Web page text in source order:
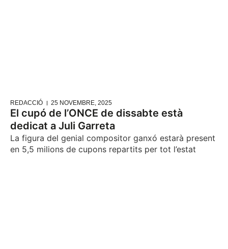
REDACCIÓ 25 NOVEMBRE, 2025
El cupó de l’ONCE de dissabte està
dedicat a Juli Garreta
La figura del genial compositor ganxó estarà present
en 5,5 milions de cupons repartits per tot l’estat